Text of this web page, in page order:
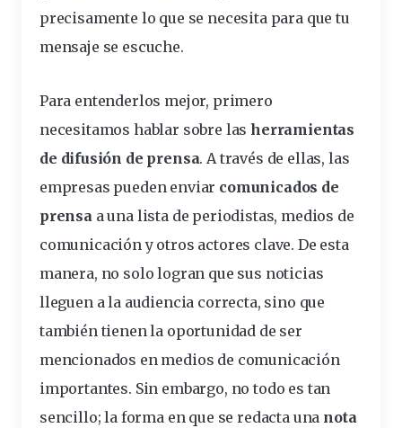
precisamente lo que se necesita para que tu
mensaje se escuche.
Para entenderlos mejor, primero
necesitamos hablar sobre lasherramientas
de difusión de prensa. A través de ellas, las
empresas pueden enviar comunicados de
prensaa una lista de periodistas, medios de
comunicacióny otros actores clave. De esta
manera, no solo logran que sus noticias
lleguen a la audiencia correcta, sino que
también tienen la oportunidad de ser
mencionados en medios de comunicación
importantes. Sin embargo, no todo es tan
sencillo; la forma en que se redacta una nota